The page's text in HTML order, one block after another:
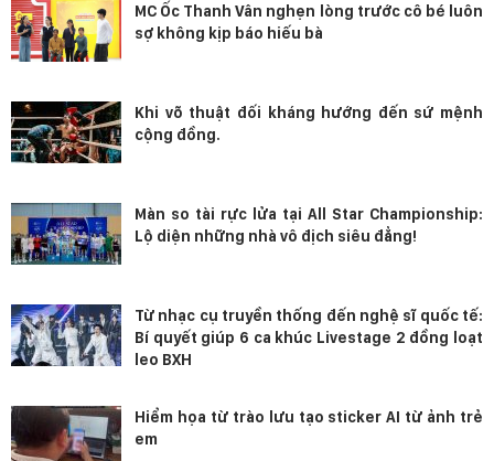
MC Ốc Thanh Vân nghẹn lòng trước cô bé luôn
sợ không kịp báo hiếu bà
Khi võ thuật đối kháng hướng đến sứ mệnh
cộng đồng.
Màn so tài rực lửa tại All Star Championship:
Lộ diện những nhà vô địch siêu đẳng!
Từ nhạc cụ truyền thống đến nghệ sĩ quốc tế:
Bí quyết giúp 6 ca khúc Livestage 2 đồng loạt
leo BXH
Hiểm họa từ trào lưu tạo sticker AI từ ảnh trẻ
em